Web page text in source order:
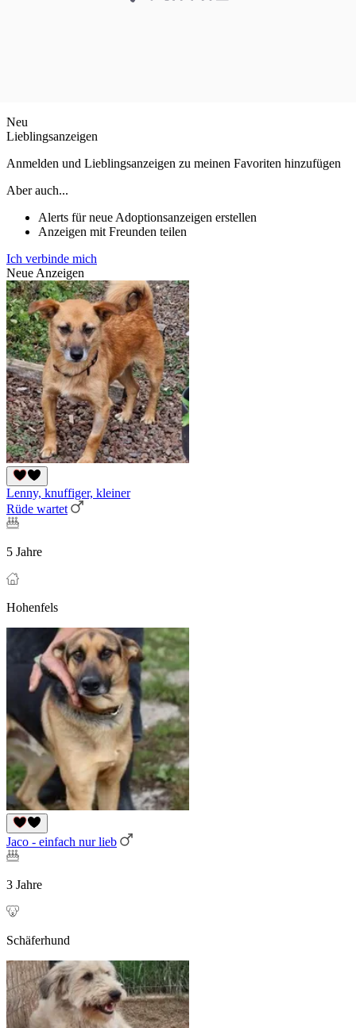
Neu
Lieblingsanzeigen
Anmelden und Lieblingsanzeigen zu meinen Favoriten hinzufügen
Aber auch...
Alerts für neue Adoptionsanzeigen erstellen
Anzeigen mit Freunden teilen
Ich verbinde mich
Neue Anzeigen
Lenny, knuffiger, kleiner
Rüde wartet
5 Jahre
Hohenfels
Jaco - einfach nur lieb
3 Jahre
Schäferhund